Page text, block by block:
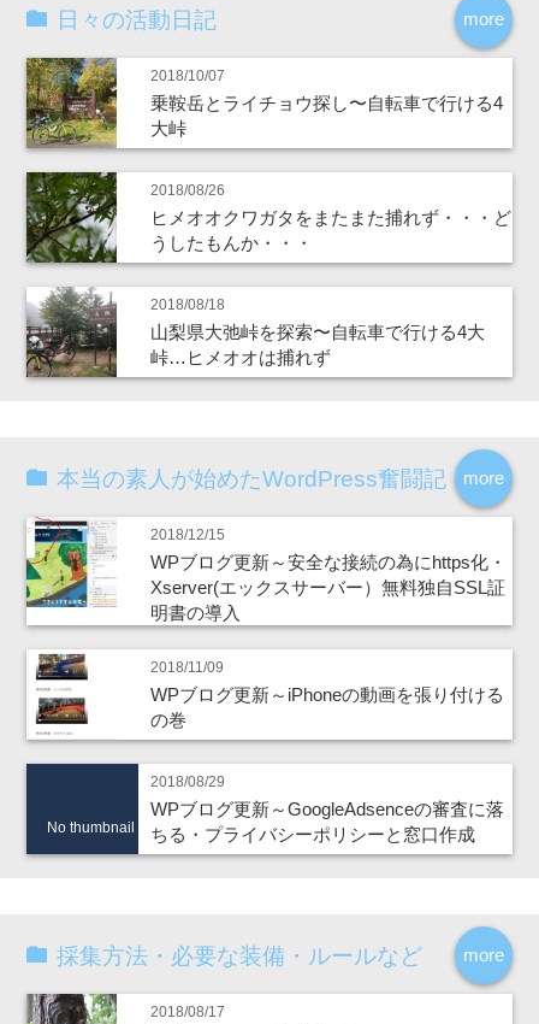
more
日々の活動日記
2018/10/07
乗鞍岳とライチョウ探し〜自転車で行ける4
大峠
2018/08/26
ヒメオオクワガタをまたまた捕れず・・・ど
うしたもんか・・・
2018/08/18
山梨県大弛峠を探索〜自転車で行ける4大
峠…ヒメオオは捕れず
more
本当の素人が始めたWordPress奮闘記
2018/12/15
WPブログ更新～安全な接続の為にhttps化・
Xserver(エックスサーバー）無料独自SSL証
明書の導入
2018/11/09
WPブログ更新～iPhoneの動画を張り付ける
の巻
No thumbnail
2018/08/29
WPブログ更新～GoogleAdsenceの審査に落
ちる・プライバシーポリシーと窓口作成
more
採集方法・必要な装備・ルールなど
2018/08/17